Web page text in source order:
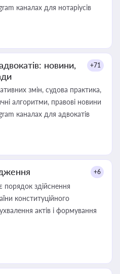
каналах для нотаріусів
новини,
+71
змін, судова практика,
алгоритми, правові новини
каналах для адвокатів
+6
порядок здійснення
конституційного
актів і формування